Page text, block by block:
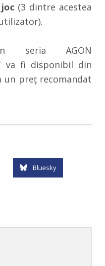
(3 dintre acestea
seria AGON
va fi disponibil din
un preț recomandat
Bluesky